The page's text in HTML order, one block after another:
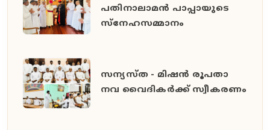
പതിനാലാമൻ പാപ്പായുടെ
സ്നേഹസമ്മാനം
സന്യസ്ത - മിഷൻ രൂപതാ
നവ വൈദികർക്ക് സ്വീകരണം